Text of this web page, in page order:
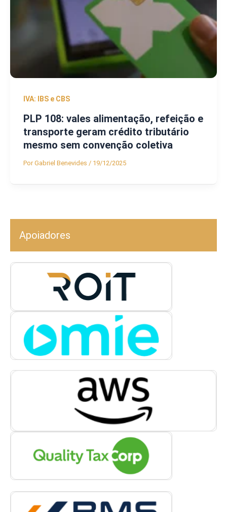
IVA: IBS e CBS
PLP 108: vales alimentação, refeição e
transporte geram crédito tributário
mesmo sem convenção coletiva
PorGabriel Benevides / 19/12/2025
Apoiadores